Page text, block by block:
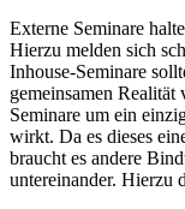
Externe Seminare
Hierzu melden sich
Inhouse-Seminare
gemeinsamen
Seminare um ein
wirkt. Da es dieses
braucht es andere
untereinander. Hierzu